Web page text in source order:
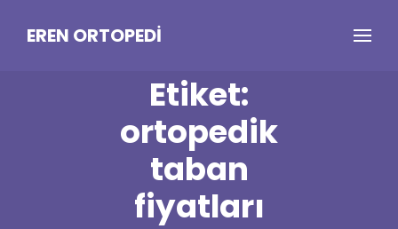
EREN ORTOPEDI
Etiket:
ortopedik
taban
fiyatları